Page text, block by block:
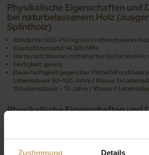
Zustimmung Details
Physikalische Eigenschaften und
bei naturbelassenem Holz
Splintholz)
Rohdichte: 600–750 kg/m3 (mittelschweres
Elastizitätsmodul: 14.300 MPa
Härte nach Monnin: mittelhartes bis hartes Holz
Festigkeit: gering
Dauerhaftigkeit gegenüber Pilzbefall und
Lebensdauer 50–100 Jahre / Klasse 3a
3b Lebensdauer < 10 Jahre / Klasse 4
Physikalische Eigenschaften und
Elastizitätsmodul: 15.500 MPa
Härte nach Monnin: mittelhartes bis hartes Holz